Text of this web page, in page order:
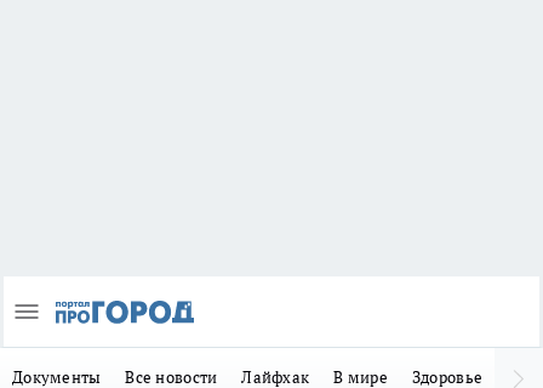
Документы Все новости Лайфхак В мире Здоровье